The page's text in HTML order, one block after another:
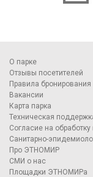
О парке
Отзывы посетителей
Правила бронирования
Вакансии
Карта парка
Техническая
Согласие на
Санитарно-
Про ЭТНОМИР
СМИ о нас
Площадки ЭТНОМИРа